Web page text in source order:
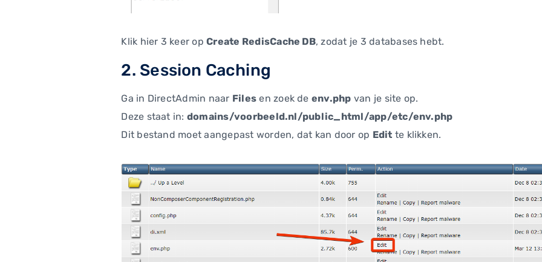
Klik hier 3 keer opCreate RedisCache DB, zodat je 3 databases hebt.
2. Session Caching
Ga in DirectAdmin naar Files en zoek de env.php van je site op.
Deze staat in: domains/voorbeeld.nl/public_html/app/etc/env.php
Dit bestand moet aangepast worden, dat kan door op Edit te klikken.